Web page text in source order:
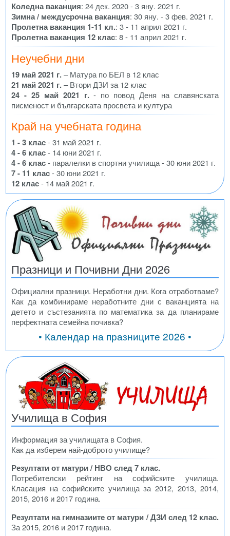
Коледна ваканция: 24 дек. 2020 - 3 яну. 2021 г.
Зимна / междусрочна ваканция: 30 яну. - 3 фев. 2021 г.
Пролетна ваканция 1-11 кл.: 3 - 11 април 2021 г.
Пролетна ваканция 12 клас: 8 - 11 април 2021 г.
Неучебни дни
19 май 2021 г.– Матура по БЕЛ в 12 клас
21 май 2021 г.– Втори ДЗИ за 12 клас
24 - 25 май 2021 г.- по повод Деня на славянската
писменост и българската просвета и култура
Край на учебната година
1 - 3 клас- 31 май 2021 г.
4 - 6 клас- 14 юни 2021 г.
4 - 6 клас- паралелки в спортни училища - 30 юни 2021 г.
7 - 11 клас- 30 юни 2021 г.
12 клас- 14 май 2021 г.
Празници и Почивни Дни 2026
Официални празници. Неработни дни. Кога отработваме?
Как да комбинираме неработните дни с ваканцията на
детето и състезанията по математика за да планираме
перфектната семейна почивка?
• Календар на празниците 2026 •
Училища в София
Информация за училищата в София.
Как да изберем най-доброто училище?
Резултати от матури / НВО след 7 клас.
Потребителски рейтинг на софийските училища.
Класация на софийските училища за 2012, 2013, 2014,
2015, 2016 и 2017 година.
Резултати на гимназиите от матури / ДЗИ след 12 клас.
За 2015, 2016 и 2017 година.